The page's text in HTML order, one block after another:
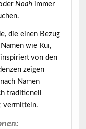
Noah immer
die einen Bezug
wie Rui,
von den
zeigen
Namen
traditionell
vermitteln.